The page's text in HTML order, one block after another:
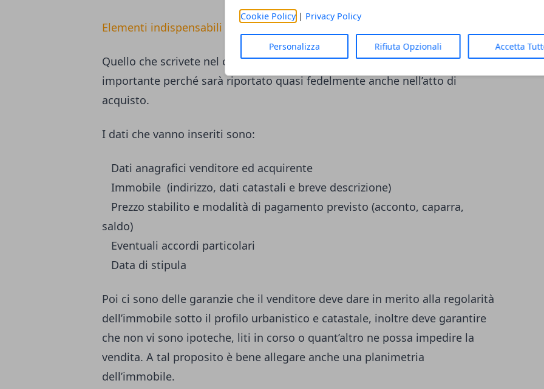
Cookie Policy| Privacy Policy
Personalizza Rifiuta Opzionali Accetta
Elementi indispensabili di un preliminare di vendita.
Quello che scrivete nel contratto preliminare di compravendita è molto
importante perché sarà riportato quasi fedelmente anche nell’atto di
acquisto.
I dati che vanno inseriti sono:
Dati anagrafici venditore ed acquirente
Immobile (indirizzo, dati catastali e breve descrizione)
Prezzo stabilito e modalità di pagamento previsto (acconto, caparra,
saldo)
Eventuali accordi particolari
Data di stipula
Poi ci sono delle garanzie che il venditore deve dare in merito alla regolarità
dell’immobile sotto il profilo urbanistico e catastale, inoltre deve garantire
che non vi sono ipoteche, liti in corso o quant’altro ne possa impedire la
vendita. A tal proposito è bene allegare anche una planimetria
dell’immobile.